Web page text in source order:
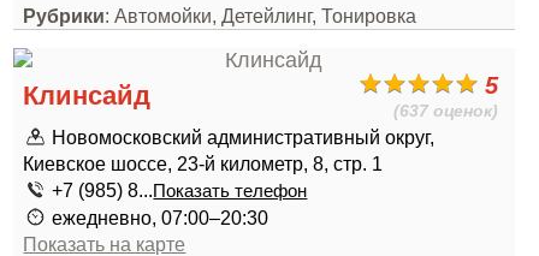
Рубрики: Автомойки, Детейлинг, Тонировка
5
(637 оценок)
Клинсайд
Новомосковский административный округ,
Киевское шоссе, 23-й километр, 8, стр. 1
+7 (985) 8...Показать телефон
ежедневно, 07:00–20:30
Показать на карте